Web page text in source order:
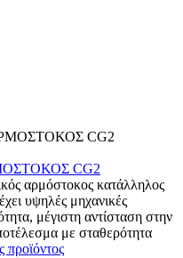
CG2
αρμόστοκος κατάλληλος
υψηλές μηχανικές
μέγιστη αντίσταση στην
με σταθερότητα
προϊόντος